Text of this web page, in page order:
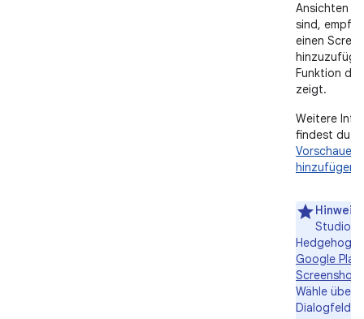
Ansichten
sind,
einen
Funktion
zeigt.
Weitere
findest du
hinzufügen
Hinweis
Studio
Hedgehog)
Google
Wähle über
Dialogfeld